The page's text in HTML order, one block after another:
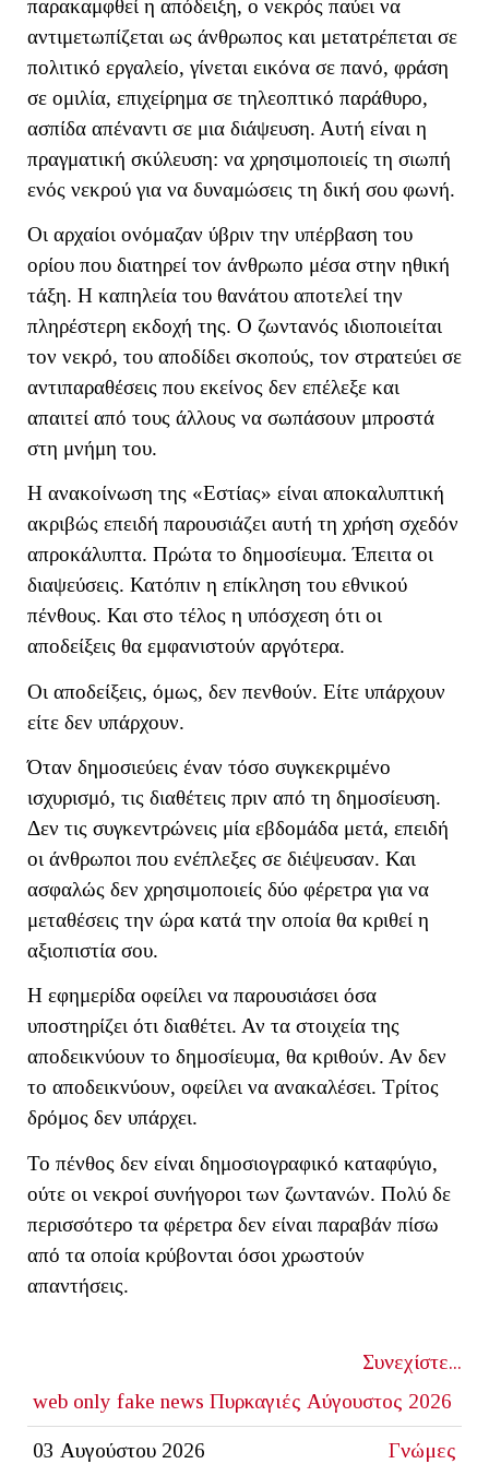
παρακαμφθεί η απόδειξη, ο νεκρός παύει να
αντιμετωπίζεται ως άνθρωπος και μετατρέπεται σε
πολιτικό εργαλείο, γίνεται εικόνα σε πανό, φράση
σε ομιλία, επιχείρημα σε τηλεοπτικό παράθυρο,
ασπίδα απέναντι σε μια διάψευση. Αυτή είναι η
πραγματική σκύλευση: να χρησιμοποιείς τη σιωπή
ενός νεκρού για να δυναμώσεις τη δική σου φωνή.
Οι αρχαίοι ονόμαζαν ύβριν την υπέρβαση του
ορίου που διατηρεί τον άνθρωπο μέσα στην ηθική
τάξη. Η καπηλεία του θανάτου αποτελεί την
πληρέστερη εκδοχή της. Ο ζωντανός ιδιοποιείται
τον νεκρό, του αποδίδει σκοπούς, τον στρατεύει σε
αντιπαραθέσεις που εκείνος δεν επέλεξε και
απαιτεί από τους άλλους να σωπάσουν μπροστά
στη μνήμη του.
Η ανακοίνωση της «Εστίας» είναι αποκαλυπτική
ακριβώς επειδή παρουσιάζει αυτή τη χρήση σχεδόν
απροκάλυπτα. Πρώτα το δημοσίευμα. Έπειτα οι
διαψεύσεις. Κατόπιν η επίκληση του εθνικού
πένθους. Και στο τέλος η υπόσχεση ότι οι
αποδείξεις θα εμφανιστούν αργότερα.
Οι αποδείξεις, όμως, δεν πενθούν. Είτε υπάρχουν
είτε δεν υπάρχουν.
Όταν δημοσιεύεις έναν τόσο συγκεκριμένο
ισχυρισμό, τις διαθέτεις πριν από τη δημοσίευση.
Δεν τις συγκεντρώνεις μία εβδομάδα μετά, επειδή
οι άνθρωποι που ενέπλεξες σε διέψευσαν. Και
ασφαλώς δεν χρησιμοποιείς δύο φέρετρα για να
μεταθέσεις την ώρα κατά την οποία θα κριθεί η
αξιοπιστία σου.
Η εφημερίδα οφείλει να παρουσιάσει όσα
υποστηρίζει ότι διαθέτει. Αν τα στοιχεία της
αποδεικνύουν το δημοσίευμα, θα κριθούν. Αν δεν
το αποδεικνύουν, οφείλει να ανακαλέσει. Τρίτος
δρόμος δεν υπάρχει.
Το πένθος δεν είναι δημοσιογραφικό καταφύγιο,
ούτε οι νεκροί συνήγοροι των ζωντανών. Πολύ δε
περισσότερο τα φέρετρα δεν είναι παραβάν πίσω
από τα οποία κρύβονται όσοι χρωστούν
απαντήσεις.
Συνεχίστε...
web only fake news Πυρκαγιές Αύγουστος 2026
03 Αυγούστου 2026 Γνώμες